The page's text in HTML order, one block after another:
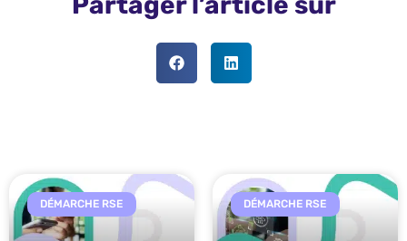
DÉMARCHE RSE DÉMARCHE RSE